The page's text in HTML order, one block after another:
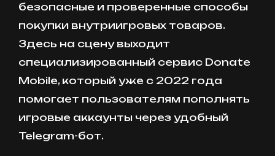
безопасные и проверенные способы
покупки внутриигровых товаров.
Здесь на сцену выходит
специализированный сервис Donate
Mobile, который уже с 2022 года
помогает пользователям пополнять
игровые аккаунты через удобный
Telegram-бот.